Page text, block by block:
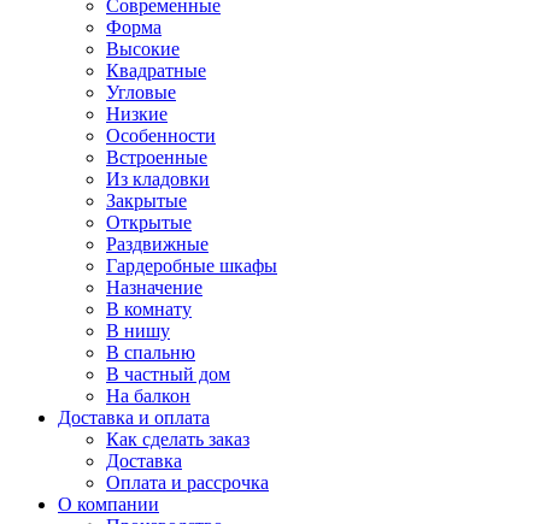
Современные
Форма
Высокие
Квадратные
Угловые
Низкие
Особенности
Встроенные
Из кладовки
Закрытые
Открытые
Раздвижные
Гардеробные шкафы
Назначение
В комнату
В нишу
В спальню
В частный дом
На балкон
Доставка и оплата
Как сделать заказ
Доставка
Оплата и рассрочка
О компании